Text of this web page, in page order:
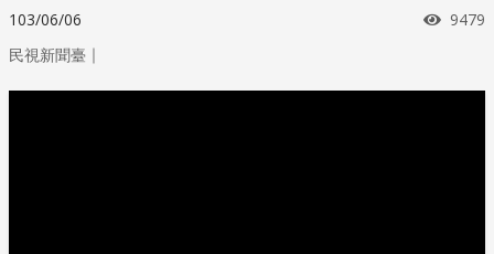
103/06/06 瀏覽
9479
民視新聞臺 ｜